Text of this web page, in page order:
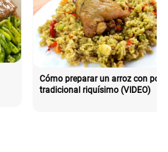
Cómo preparar un arroz con pollo
tradicional riquísimo (VIDEO)